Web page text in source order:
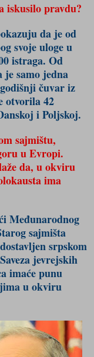
iskusilo pravdu?
da je od
svoje uloge u
istraga. Od
je samo jedna
čuvar iz
otvorila 42
i Poljskoj.
sajmištu,
u Evropi.
da, u okviru
ima
Međunarodnog
sajmišta
srpskom
jevrejskih
imaće punu
u okviru